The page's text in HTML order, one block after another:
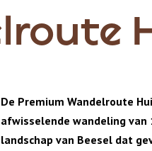
De Premium Wandelroute
afwisselende wandeling
landschap van Beesel dat